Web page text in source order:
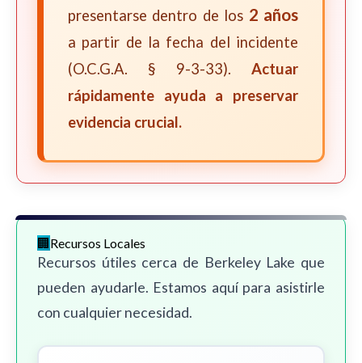
presentarse dentro de los 2 años
a partir de la fecha del incidente
(O.C.G.A. § 9-3-33). Actuar
rápidamente ayuda a preservar
evidencia crucial.
Recursos Locales
Recursos útiles cerca de Berkeley Lake que
pueden ayudarle. Estamos aquí para asistirle
con cualquier necesidad.